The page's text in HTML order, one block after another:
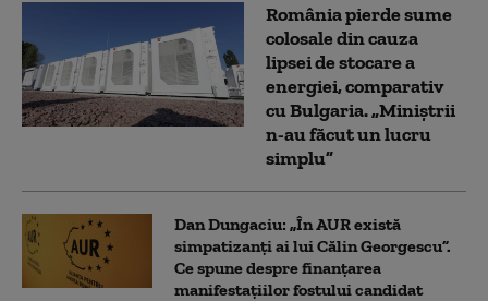
România pierde sume
colosale din cauza
lipsei de stocare a
energiei, comparativ
cu Bulgaria. „Miniștrii
n-au făcut un lucru
simplu”
Dan Dungaciu: „În AUR există
simpatizanți ai lui Călin Georgescu”.
Ce spune despre finanțarea
manifestațiilor fostului candidat